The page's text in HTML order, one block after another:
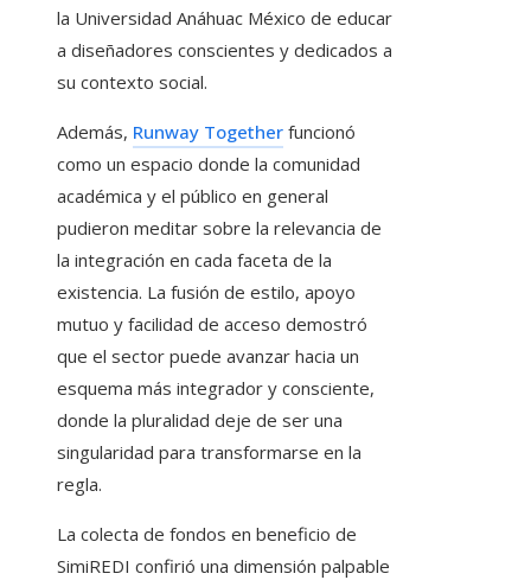
la Universidad Anáhuac México de educar
a diseñadores conscientes y dedicados a
su contexto social.
Además, Runway Together funcionó
como un espacio donde la comunidad
académica y el público en general
pudieron meditar sobre la relevancia de
la integración en cada faceta de la
existencia. La fusión de estilo, apoyo
mutuo y facilidad de acceso demostró
que el sector puede avanzar hacia un
esquema más integrador y consciente,
donde la pluralidad deje de ser una
singularidad para transformarse en la
regla.
La colecta de fondos en beneficio de
SimiREDI confirió una dimensión palpable